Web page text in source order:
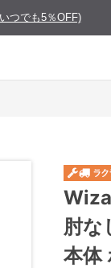
つでも5％OFF)
肘な
本体